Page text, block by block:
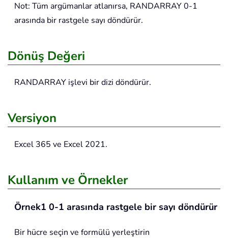
Not: Tüm argümanlar atlanırsa, RANDARRAY 0-1
arasında bir rastgele sayı döndürür.
Dönüş Değeri
RANDARRAY işlevi bir dizi döndürür.
Versiyon
Excel 365 ve Excel 2021.
Kullanım ve Örnekler
Örnek1 0-1 arasında rastgele bir sayı döndürür
Bir hücre seçin ve formülü yerleştirin